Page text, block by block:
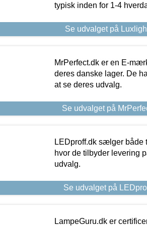
typisk inden for 1-4
Se udvalget på
MrPerfect.dk er en E-
deres danske lager. De
at se deres udvalg.
Se udvalget på
LEDproff.dk sælger både
hvor de tilbyder levering
udvalg.
Se udvalget på
LampeGuru.dk er